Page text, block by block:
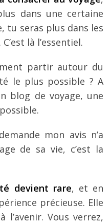
dans une certaine
seras plus dans les
là l’essentiel.
partir autour du
le plus possible ? A
blog de voyage, une
mon avis n’a
de sa vie, c’est la
devient rare, et en
précieuse. Elle
Vous verrez,